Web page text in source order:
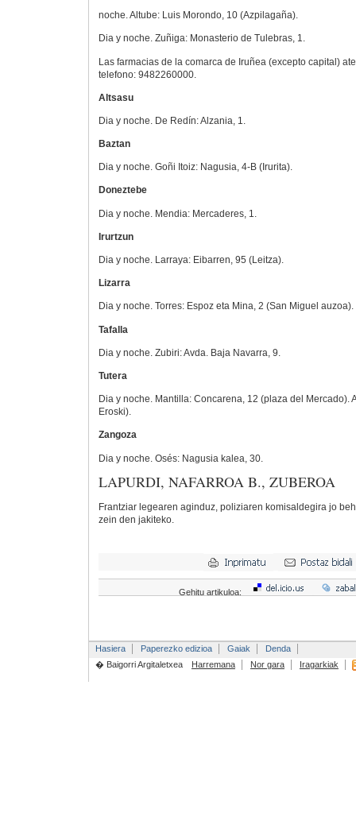
noche. Altube: Luis Morondo, 10 (Azpilagaña).
Dia y noche. Zuñiga: Monasterio de Tulebras, 1.
Las farmacias de la comarca de Iruñea (excepto capital)
telefono: 9482260000.
Altsasu
Dia y noche. De Redín: Alzania, 1.
Baztan
Dia y noche. Goñi Itoiz: Nagusia, 4-B (Irurita).
Doneztebe
Dia y noche. Mendia: Mercaderes, 1.
Irurtzun
Dia y noche. Larraya: Eibarren, 95 (Leitza).
Lizarra
Dia y noche. Torres: Espoz eta Mina, 2 (San Miguel auzoa).
Tafalla
Dia y noche. Zubiri: Avda. Baja Navarra, 9.
Tutera
Dia y noche. Mantilla: Concarena, 12 (plaza del Mercado).
Eroski).
Zangoza
Dia y noche. Osés: Nagusia kalea, 30.
LAPURDI, NAFARROA B., ZUBEROA
Frantziar legearen aginduz, poliziaren komisaldegira jo
zein den jakiteko.
Gehitu artikuloa:
Hasiera Paperezko edizioa Gaiak
Denda
� Baigorri Argitaletxea
Harremana Nor gara Iragarkiak